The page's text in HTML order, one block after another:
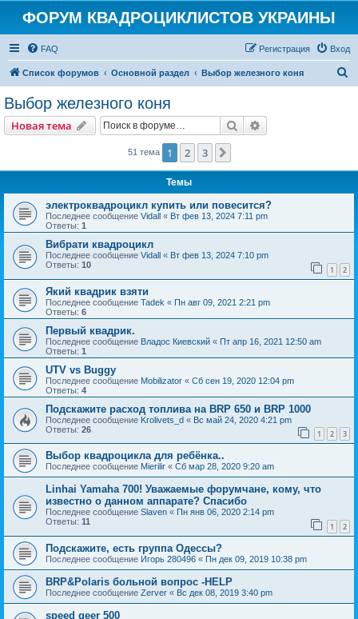
ФОРУМ КВАДРОЦИКЛИСТОВ УКРАИНЫ
FAQ Вход
Регистрация
Список форумов Основной раздел Выбор железного коня
Выбор железного коня
Новая тема Поиск
51 тема 1 2 3
Темы
электроквадроцикл купить или повесится?
Последнее сообщение Vidall « Вт фев 13, 2024 7:11 pm
Ответы: 1
Вибрати квадроцикл
Последнее сообщение Vidall « Вт фев 13, 2024 7:10 pm
Ответы: 10 1 2
Який квадрик взяти
Последнее сообщение Tadek « Пн авг 09, 2021 2:21 pm
Ответы: 6
Первый квадрик.
Последнее сообщение Владос Киевский « Пт апр 16, 2021 12:50 am
Ответы: 1
UTV vs Buggy
Последнее сообщение Mobilizator « Сб сен 19, 2020 12:04 pm
Ответы: 4
Подскажите расход топлива на BRP 650 и BRP 1000
Последнее сообщение Krolivets_d « Вс май 24, 2020 4:21 pm
Ответы: 26 1 2 3
Выбор квадроцикла для ребёнка..
Последнее сообщение Mierilir « Сб мар 28, 2020 9:20 am
Linhai Yamaha 700! Уважаемые форумчане, кому, что
известно о данном аппарате? Спасибо
Последнее сообщение Slaven « Пн янв 06, 2020 2:14 pm
Ответы: 11 1 2
Подскажите, есть группа Одессы?
Последнее сообщение Игорь 280496 « Пн дек 09, 2019 10:38 pm
BRP&Polaris больной вопрос -HELP
Последнее сообщение Zerver « Вс дек 08, 2019 3:40 pm
speed geer 500